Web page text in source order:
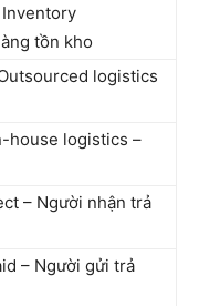
tồn kho
logistics
house logistics –
– Người nhận trả
– Người gửi trả